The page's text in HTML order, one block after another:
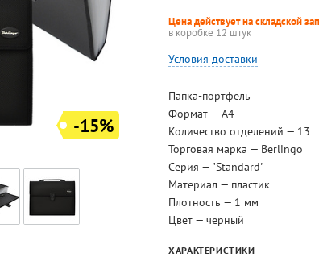
-15%
Цена действует на складской
в коробке 12 штук
Условия доставки
Папка-портфель
Формат — А4
Количество отделений — 13
Торговая марка — Berlingo
Серия — "Standard"
Материал — пластик
Плотность — 1 мм
Цвет — черный
ХАРАКТЕРИСТИКИ